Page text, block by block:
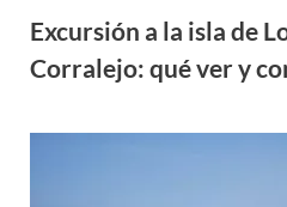
Excursión a la isla de
Corralejo: qué ver y